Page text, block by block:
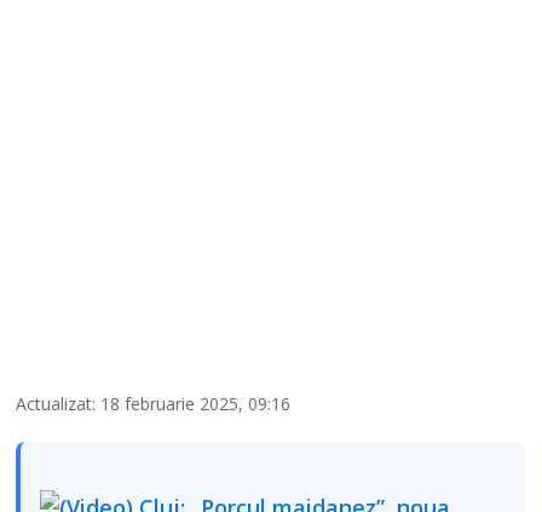
Actualizat: 18 februarie 2025, 09:16